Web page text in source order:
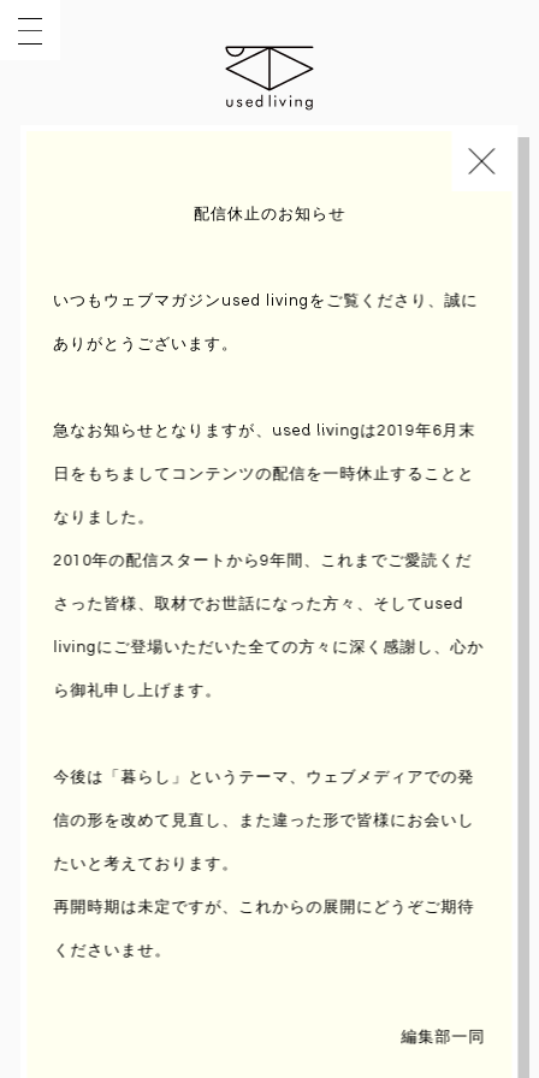
配信休止のお知らせ
いつもウェブマガジンused livingをご覧くださり、誠に
ありがとうございます。
急なお知らせとなりますが、used livingは2019年6月末
日をもちまして コンテンツの配信を一時休止することと
なりました。
2010年の配信スタートから9年間、これまでご愛読くだ
さった皆様、取材でお世話になった方々、 そしてused
livingにご登場いただいた全ての方々に深く感謝し、心か
ら御礼申し上げます。
今後は「暮らし」というテーマ、ウェブメディアでの発
信の形を改めて見直し、 また違った形で皆様にお会いし
たいと考えております。
再開時期は未定ですが、これからの展開にどうぞご期待
くださいませ。
編集部一同